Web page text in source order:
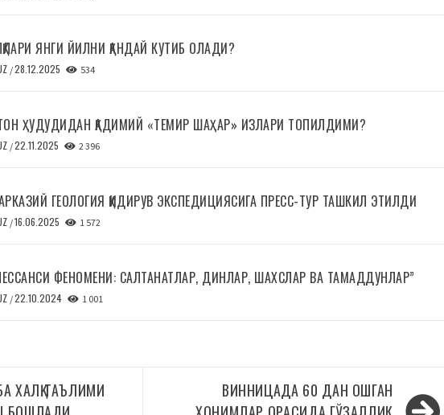
ЯНГИ ЙИЛНИ ҚАНДАЙ КУТИБ ОЛАДИ?
/28.12.2025 534
ҲУДУДИДАН ҚАДИМИЙ «ТЕМИР ШАҲАР» ИЗЛАРИ ТОПИЛДИМИ?
/22.11.2025 2 396
ГЕОЛОГИЯ ҚИДИРУВ ЭКСПЕДИЦИЯСИГА ПРЕСС-ТУР ТАШКИЛ ЭТИЛДИ
/16.06.2025 1 572
ФЕНОМЕНИ: САЛТАНАТЛАР, ДИНЛАР, ШАХСЛАР ВА ТАМАДДУНЛАР”
/22.10.2024 1 001
ХАЛҚ ТАЪЛИМИ
ВИННИЦАДА 60 ДАН ОШГАН